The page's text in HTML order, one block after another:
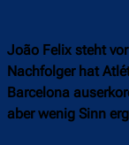
João Felix steht
Nachfolger hat
Barcelona
aber wenig Sinn